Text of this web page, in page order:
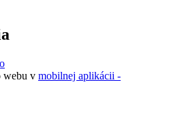
webu v mobilnej aplikácii -